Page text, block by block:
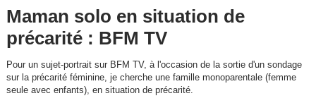
Maman solo en situation de
précarité : BFM TV
Pour un sujet-portrait sur BFM TV, à l'occasion de la sortie d'un sondage
sur la précarité féminine, je cherche une famille monoparentale (femme
seule avec enfants), en situation de précarité.